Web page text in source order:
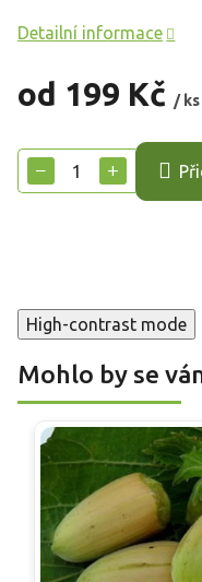
od 199 Kč / ks
cena:
+
−
Detailní informace
High-contrast mode
Mohlo by se